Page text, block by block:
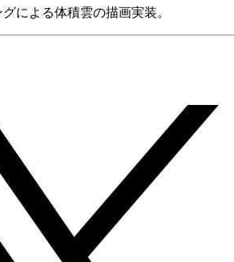
による体積雲の描画実装。